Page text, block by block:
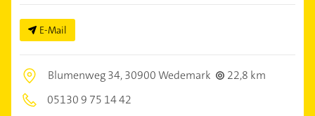
E-Mail
Blumenweg 34,30900 Wedemark
22,8 km
05130 9 75 14 42